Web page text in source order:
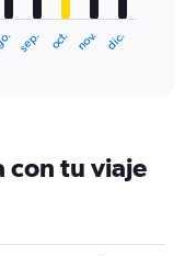
sep. oct. nov. dic.
con tu viaje